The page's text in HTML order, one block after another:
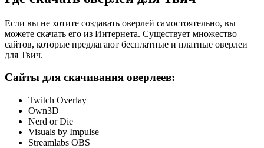
Если вы не хотите создавать оверлей самостоятельно, вы
можете скачать его из Интернета. Существует множество
сайтов, которые предлагают бесплатные и платные оверлеи
для Твич.
Сайты для скачивания оверлеев:
Twitch Overlay
Own3D
Nerd or Die
Visuals by Impulse
Streamlabs OBS